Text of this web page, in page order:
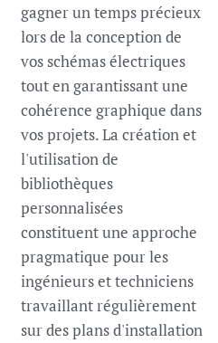
gagner un temps précieux
lors de la conception de
vos schémas électriques
tout en garantissant une
cohérence graphique dans
vos projets. La création et
l'utilisation de
bibliothèques
personnalisées
constituent une approche
pragmatique pour les
ingénieurs et techniciens
travaillant régulièrement
sur des plans d'installation